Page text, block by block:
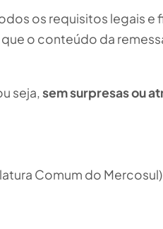
os requisitos legais
o conteúdo da
seja,sem surpresas ou
Comum do